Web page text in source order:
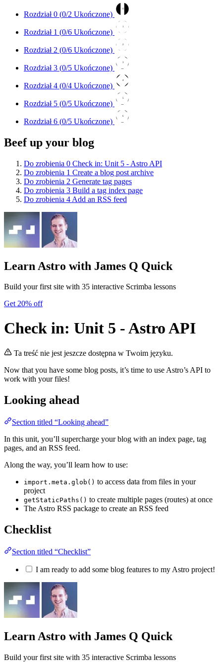
Rozdział 0 (0/2 Ukończone)
0
Rozdział 1 (0/6 Ukończone)
1
Rozdział 2 (0/6 Ukończone)
2
Rozdział 3 (0/5 Ukończone)
3
Rozdział 4 (0/4 Ukończone)
4
Rozdział 5 (0/5 Ukończone)
5
Rozdział 6 (0/5 Ukończone)
6
Beef up your blog
Do zrobienia 0 Check in: Unit 5 - Astro API
Do zrobienia 1 Create a blog post archive
Do zrobienia 2 Generate tag pages
Do zrobienia 3 Build a tag index page
Do zrobienia 4 Add an RSS feed
Learn Astro with James Q Quick
Build your first site with 35 interactive Scrimba lessons
Get 20% off
Check in: Unit 5 - Astro API
Ta treść nie jest jeszcze dostępna w Twoim języku.
Now that you have some blog posts, it’s time to use Astro’s API to
work with your files!
Looking ahead
Section titled “Looking ahead”
In this unit, you’ll supercharge your blog with an index page, tag
pages, and an RSS feed.
Along the way, you’ll learn how to use:
import.meta.glob() to access data from files in your
project
getStaticPaths() to create multiple pages (routes) at once
The Astro RSS package to create an RSS feed
Checklist
Section titled “Checklist”
I am ready to add some blog features to my Astro project!
Learn Astro with James Q Quick
Build your first site with 35 interactive Scrimba lessons